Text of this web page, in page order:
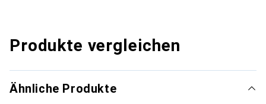
Produkte vergleichen
Ähnliche Produkte